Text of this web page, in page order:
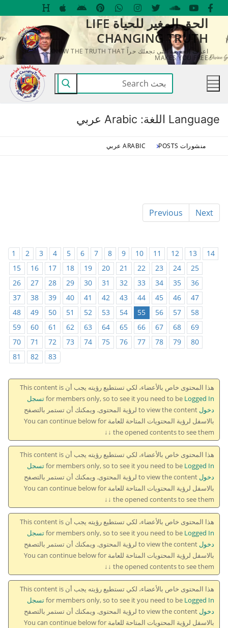
التجاوز
المحتوى
الحق المغير للحياة LIFE
CHANGING TRUTH
اعرف الحقيقة التي تجعلك حراً KNOW THE TRUTH THAT
MAKES YOU FREE
البحث
عن:
Language اللغة: Arabic عربي
منشورات POSTS ARABIC عربي
Previous Next
1 2 3 4 5 6 7 8 9 10 11 12 13
14
15
16 17 18 19 20 21 22 23 24
25
26
27 28 29 30 31 32 33 34 35
36
37
38 39 40 41 42 43 44 45 46
47
48
49 50 51 52 53 54 55 56 57
58
59
60 61 62 63 64 65 66 67 68
69
70
71 72 73 74 75 76 77 78 79
80
81
82 83
هذا المحتوى خاص بالأعضاء، لكي تستطيع رؤيته يجب أن This content is
for members only, so to see it you need to beLogged In تسجل
دخول
to view the content لرؤية المحتوى. ويمكنك أن تستمر بالتصفح
بالاسفل لرؤية المحتويات المتاحة للعامة You can continue below for
the opened contents to see them ↓↓
هذا المحتوى خاص بالأعضاء، لكي تستطيع رؤيته يجب أن This content is
for members only, so to see it you need to beLogged In تسجل
دخول
to view the content لرؤية المحتوى. ويمكنك أن تستمر بالتصفح
بالاسفل لرؤية المحتويات المتاحة للعامة You can continue below for
the opened contents to see them ↓↓
هذا المحتوى خاص بالأعضاء، لكي تستطيع رؤيته يجب أن This content is
for members only, so to see it you need to beLogged In تسجل
دخول
to view the content لرؤية المحتوى. ويمكنك أن تستمر بالتصفح
بالاسفل لرؤية المحتويات المتاحة للعامة You can continue below for
the opened contents to see them ↓↓
هذا المحتوى خاص بالأعضاء، لكي تستطيع رؤيته يجب أن This content is
for members only, so to see it you need to beLogged In تسجل
دخول
to view the content لرؤية المحتوى. ويمكنك أن تستمر بالتصفح
بالاسفل لرؤية المحتويات المتاحة للعامة You can continue below for